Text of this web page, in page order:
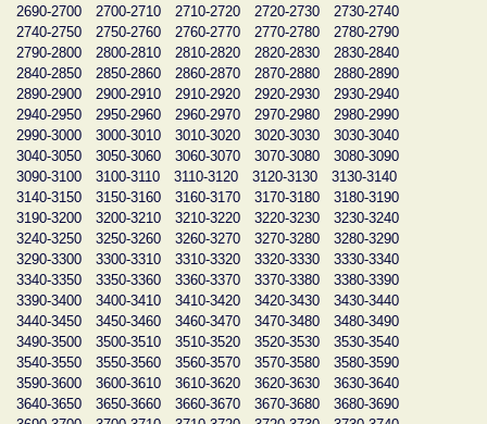
2690-2700
2700-2710 2710-2720 2720-2730
2730-2740
2740-2750
2750-2760 2760-2770 2770-2780
2780-2790
2790-2800
2800-2810 2810-2820 2820-2830
2830-2840
2840-2850
2850-2860 2860-2870 2870-2880
2880-2890
2890-2900
2900-2910 2910-2920 2920-2930
2930-2940
2940-2950
2950-2960 2960-2970 2970-2980
2980-2990
2990-3000
3000-3010 3010-3020 3020-3030
3030-3040
3040-3050
3050-3060 3060-3070 3070-3080
3080-3090
3090-3100
3100-3110 3110-3120 3120-3130
3130-3140
3140-3150
3150-3160 3160-3170 3170-3180
3180-3190
3190-3200
3200-3210 3210-3220 3220-3230
3230-3240
3240-3250
3250-3260 3260-3270 3270-3280
3280-3290
3290-3300
3300-3310 3310-3320 3320-3330
3330-3340
3340-3350
3350-3360 3360-3370 3370-3380
3380-3390
3390-3400
3400-3410 3410-3420 3420-3430
3430-3440
3440-3450
3450-3460 3460-3470 3470-3480
3480-3490
3490-3500
3500-3510 3510-3520 3520-3530
3530-3540
3540-3550
3550-3560 3560-3570 3570-3580
3580-3590
3590-3600
3600-3610 3610-3620 3620-3630
3630-3640
3640-3650
3650-3660 3660-3670 3670-3680
3680-3690